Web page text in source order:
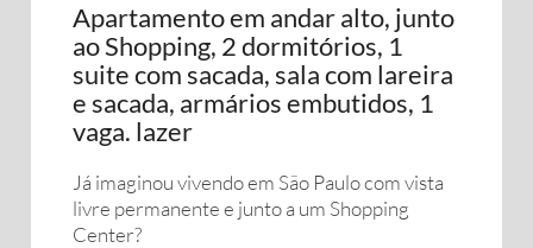
Apartamento em andar alto, junto
ao Shopping, 2 dormitórios, 1
suite com sacada, sala com lareira
e sacada, armários embutidos, 1
vaga. lazer
Já imaginou vivendo em São Paulo com vista
livre permanente e junto a um Shopping
Center?